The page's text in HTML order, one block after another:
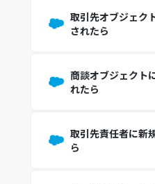
取引先オブジェク
されたら
商談オブジェクト
れたら
取引先責任者に新
ら